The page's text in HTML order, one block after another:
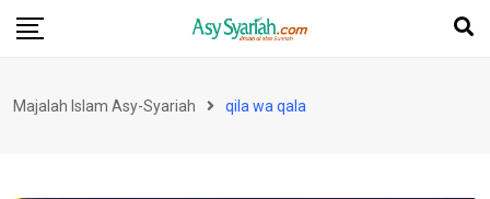
Skip
Majalah Islam Asy-Syariah qila wa qala